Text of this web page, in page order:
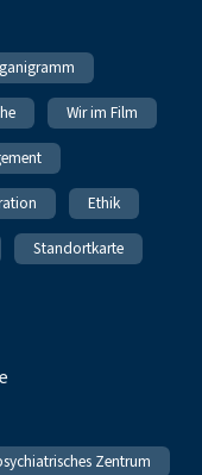
Wir im Film
Ethik
Standortkarte
Zentrum